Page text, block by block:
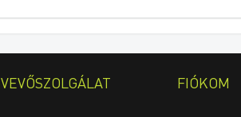
VEVŐSZOLGÁLAT FIÓKOM